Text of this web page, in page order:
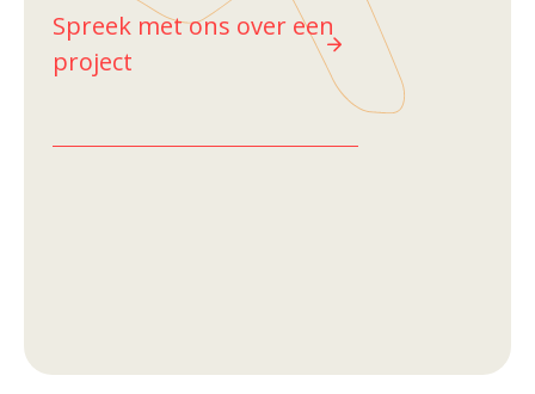
Spreek met ons over een
project